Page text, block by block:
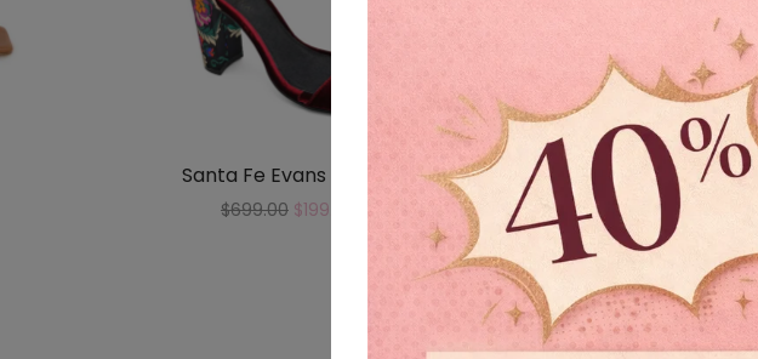
Santa Fe Evans Merlot
$699.00 $199.00
Melaque Plata
$ 499.00